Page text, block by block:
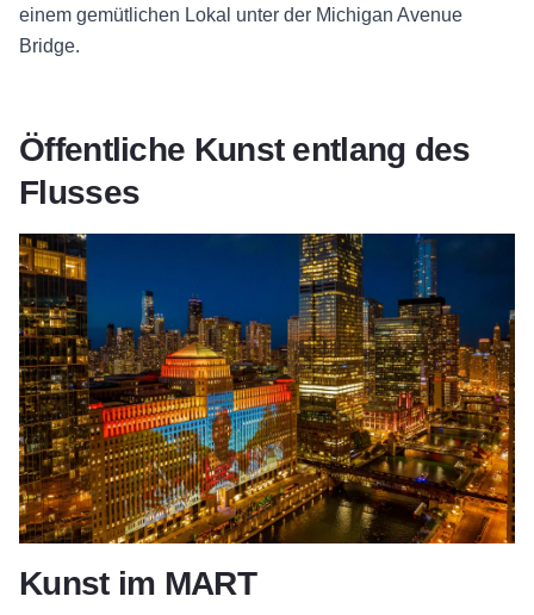
einem gemütlichen Lokal unter der Michigan Avenue
Bridge.
Öffentliche Kunst entlang des
Flusses
Kunst im MART